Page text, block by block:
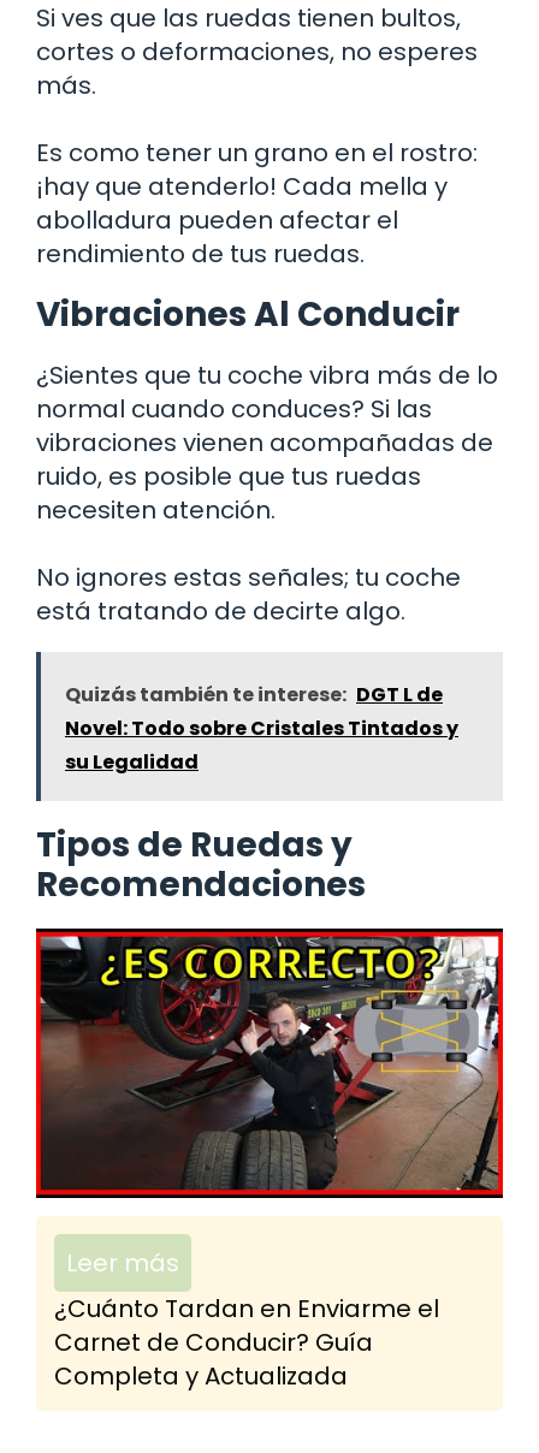
Si ves que las ruedas tienen bultos,
cortes o deformaciones, no esperes
más.
Es como tener un grano en el rostro:
¡hay que atenderlo! Cada mella y
abolladura pueden afectar el
rendimiento de tus ruedas.
Vibraciones Al Conducir
¿Sientes que tu coche vibra más de lo
normal cuando conduces? Si las
vibraciones vienen acompañadas de
ruido, es posible que tus ruedas
necesiten atención.
No ignores estas señales; tu coche
está tratando de decirte algo.
Quizás también te interese: DGT L de
Novel: Todo sobre Cristales Tintados y
su Legalidad
Tipos de Ruedas y
Recomendaciones
Leer más
¿Cuánto Tardan en Enviarme el
Carnet de Conducir? Guía
Completa y Actualizada